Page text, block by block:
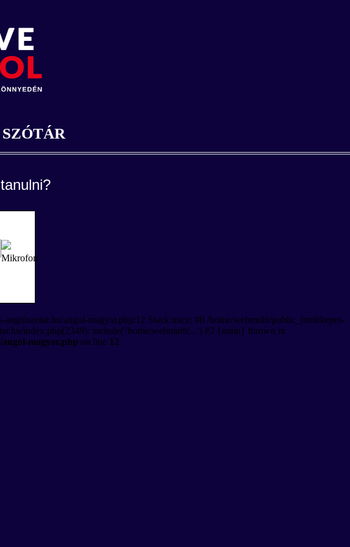
angol-magyar.php:12 Stack trace: #0 /home/webmulti/public_html/kepes-
index.php(2349): include('/home/webmulti/...') #2 {main} thrown in
magyar.php on line 12